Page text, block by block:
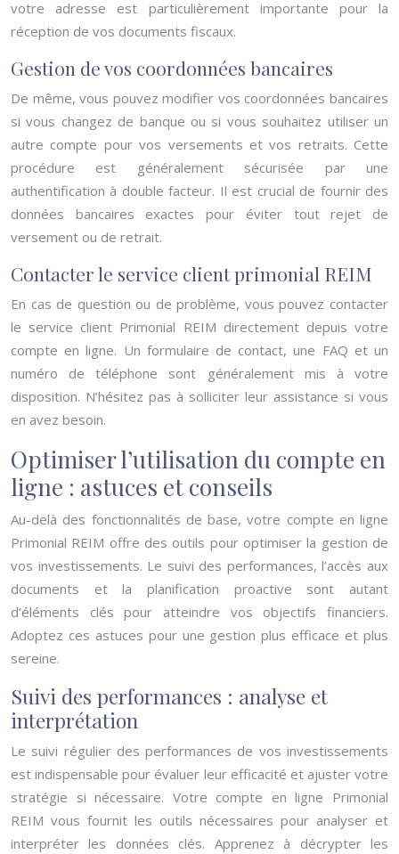
votre adresse est particulièrement importante pour la
réception de vos documents fiscaux.
Gestion de vos coordonnées bancaires
De même, vous pouvez modifier vos coordonnées bancaires
si vous changez de banque ou si vous souhaitez utiliser un
autre compte pour vos versements et vos retraits. Cette
procédure est généralement sécurisée par une
authentification à double facteur. Il est crucial de fournir des
données bancaires exactes pour éviter tout rejet de
versement ou de retrait.
Contacter le service client primonial REIM
En cas de question ou de problème, vous pouvez contacter
le service client Primonial REIM directement depuis votre
compte en ligne. Un formulaire de contact, une FAQ et un
numéro de téléphone sont généralement mis à votre
disposition. N’hésitez pas à solliciter leur assistance si vous
en avez besoin.
Optimiser l’utilisation du compte en
ligne : astuces et conseils
Au-delà des fonctionnalités de base, votre compte en ligne
Primonial REIM offre des outils pour optimiser la gestion de
vos investissements. Le suivi des performances, l’accès aux
documents et la planification proactive sont autant
d’éléments clés pour atteindre vos objectifs financiers.
Adoptez ces astuces pour une gestion plus efficace et plus
sereine.
Suivi des performances : analyse et
interprétation
Le suivi régulier des performances de vos investissements
est indispensable pour évaluer leur efficacité et ajuster votre
stratégie si nécessaire. Votre compte en ligne Primonial
REIM vous fournit les outils nécessaires pour analyser et
interpréter les données clés. Apprenez à décrypter les